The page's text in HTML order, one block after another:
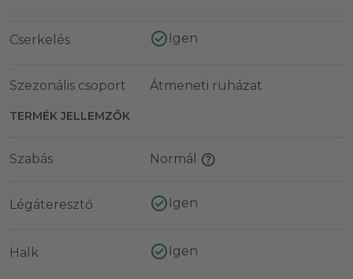
Cserkelés Igen
Szezonális csoport Átmeneti ruházat
TERMÉK JELLEMZŐK
Szabás Normál
Légáteresztő Igen
Halk Igen